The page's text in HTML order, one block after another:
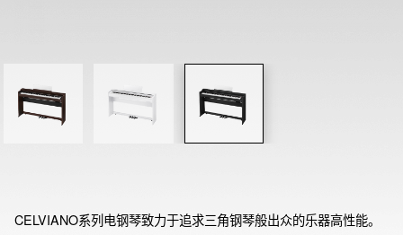
CELVIANO系列电钢琴致力于追求三角钢琴般出众的乐器高性能。